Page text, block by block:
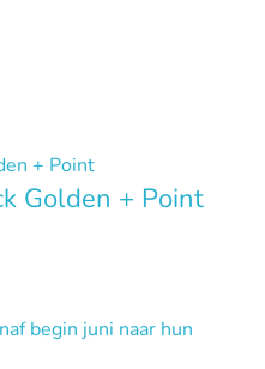
Golden + Point
begin juni naar hun